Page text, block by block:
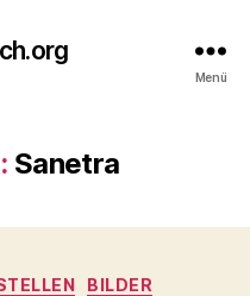
Menü
Sanetra
BILDER